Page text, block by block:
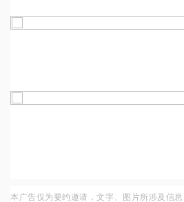
本 广告仅 为要约邀请 ，文字 图 片所涉 及 信息